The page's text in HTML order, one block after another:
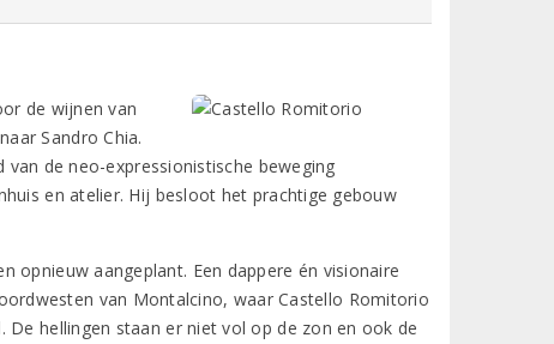
de wijnen van
Sandro Chia.
de neo-expressionistische beweging
en atelier. Hij besloot het prachtige gebouw
opnieuw aangeplant. Een dappere én visionaire
van Montalcino, waar Castello Romitorio
hellingen staan er niet vol op de zon en ook de